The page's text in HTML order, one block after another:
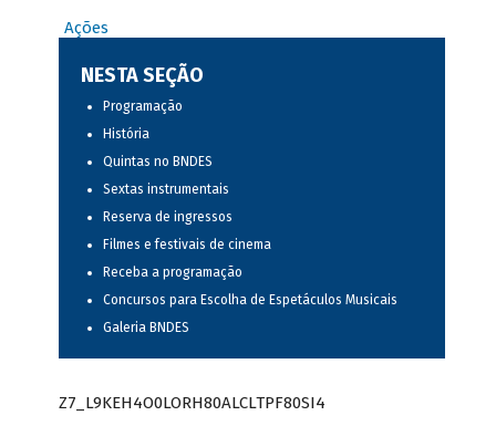
Ações
NESTA SEÇÃO
Programação
História
Quintas no BNDES
Sextas instrumentais
Reserva de ingressos
Filmes e festivais de cinema
Receba a programação
Concursos para Escolha de Espetáculos Musicais
Galeria BNDES
Z7_L9KEH4O0LORH80ALCLTPF80SI4